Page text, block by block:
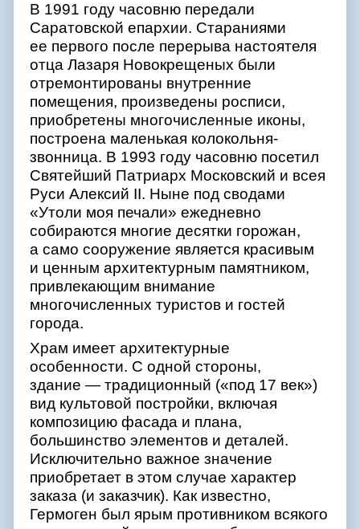
В 1991 году часовню передали
Саратовской епархии. Стараниями
ее первого после перерыва настоятеля
отца Лазаря Новокрещеных были
отремонтированы внутренние
помещения, произведены росписи,
приобретены многочисленные иконы,
построена маленькая колокольня-
звонница. В 1993 году часовню посетил
Святейший Патриарх Московский и всея
Руси Алексий II. Ныне под сводами
«Утоли моя печали» ежедневно
собираются многие десятки горожан,
а само сооружение является красивым
и ценным архитектурным памятником,
привлекающим внимание
многочисленных туристов и гостей
города.
Храм имеет архитектурные
особенности. С одной стороны,
здание — традиционный («под 17 век»)
вид культовой постройки, включая
композицию фасада и плана,
большинство элементов и деталей.
Исключительно важное значение
приобретает в этом случае характер
заказа (и заказчик). Как известно,
Гермоген был ярым противником всякого